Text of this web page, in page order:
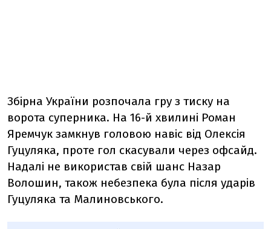
Збірна України розпочала гру з тиску на
ворота суперника. На 16-й хвилині Роман
Яремчук замкнув головою навіс від Олексія
Гуцуляка, проте гол скасували через офсайд.
Надалі не використав свій шанс Назар
Волошин, також небезпека була після ударів
Гуцуляка та Малиновського.